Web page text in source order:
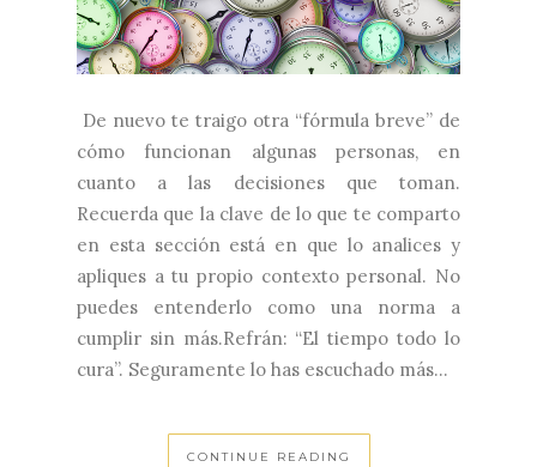
De nuevo te traigo otra “fórmula breve” de
cómo funcionan algunas personas, en
cuanto a las decisiones que toman.
Recuerda que la clave de lo que te comparto
en esta sección está en que lo analices y
apliques a tu propio contexto personal. No
puedes entenderlo como una norma a
cumplir sin más.Refrán: “El tiempo todo lo
cura”. Seguramente lo has escuchado más...
CONTINUE READING